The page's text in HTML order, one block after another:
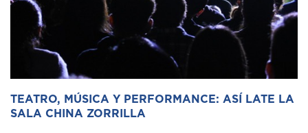
TEATRO, MÚSICA Y PERFORMANCE: ASÍ LATE LA
SALA CHINA ZORRILLA